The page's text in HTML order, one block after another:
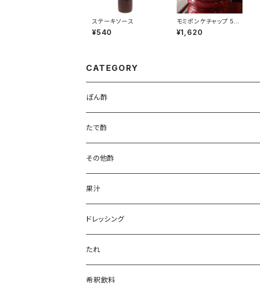
ステーキソース
¥540
モミポンケチャップ 550
g
¥1,620
CATEGORY
ぽん酢
家庭用
業務用
たで酢
その他酢
果汁
ドレッシング
たれ
希釈飲料